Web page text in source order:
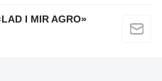
I MIR AGRO»